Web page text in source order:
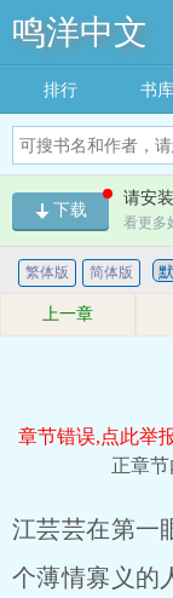
鸣洋中文
排行 书库
下载
请安
看更多
繁体版 简体版
上一章
章节错误,点此举
正章节
江芸芸在第一
个薄情寡义的